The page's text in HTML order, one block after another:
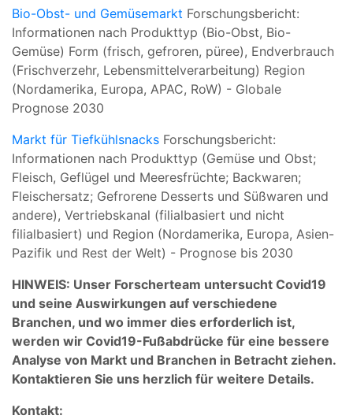
Bio-Obst- und Gemüsemarkt Forschungsbericht:
Informationen nach Produkttyp (Bio-Obst, Bio-
Gemüse) Form (frisch, gefroren, püree), Endverbrauch
(Frischverzehr, Lebensmittelverarbeitung) Region
(Nordamerika, Europa, APAC, RoW) - Globale
Prognose 2030
Markt für Tiefkühlsnacks Forschungsbericht:
Informationen nach Produkttyp (Gemüse und Obst;
Fleisch, Geflügel und Meeresfrüchte; Backwaren;
Fleischersatz; Gefrorene Desserts und Süßwaren und
andere), Vertriebskanal (filialbasiert und nicht
filialbasiert) und Region (Nordamerika, Europa, Asien-
Pazifik und Rest der Welt) - Prognose bis 2030
HINWEIS: Unser Forscherteam untersucht Covid19
und seine Auswirkungen auf verschiedene
Branchen, und wo immer dies erforderlich ist,
werden wir Covid19-Fußabdrücke für eine bessere
Analyse von Markt und Branchen in Betracht ziehen.
Kontaktieren Sie uns herzlich für weitere Details.
Kontakt: